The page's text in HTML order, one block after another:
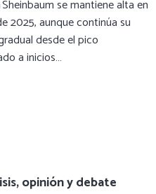
Sheinbaum se mantiene alta en
2025, aunque continúa su
desde el pico
a inicios…
opinión y debate